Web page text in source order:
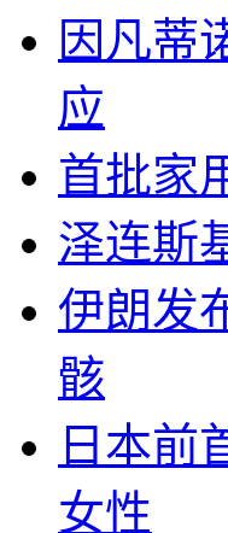
因凡蒂
应
首批家
泽连斯
伊朗发
骸
日本前
女性